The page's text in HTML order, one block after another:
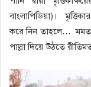
বাংলাপিডিয়া)।
করে নিন তাহলে…
পাল্লা দিয়ে উঠতে